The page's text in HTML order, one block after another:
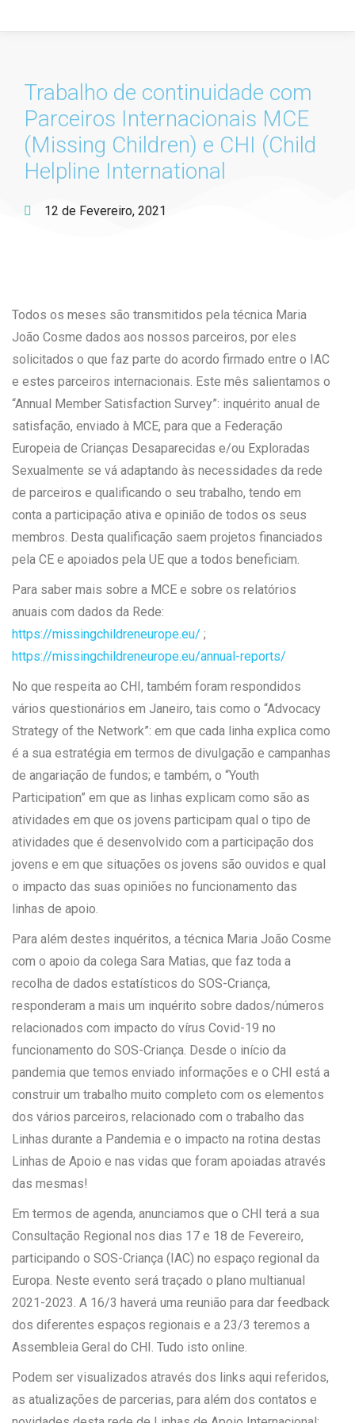
Trabalho de continuidade com
Parceiros Internacionais MCE
(Missing Children) e CHI (Child
Helpline International
12 de Fevereiro, 2021
Todos os meses são transmitidos pela técnica Maria
João Cosme dados aos nossos parceiros, por eles
solicitados o que faz parte do acordo firmado entre o IAC
e estes parceiros internacionais. Este mês salientamos o
“Annual Member Satisfaction Survey”: inquérito anual de
satisfação, enviado à MCE, para que a Federação
Europeia de Crianças Desaparecidas e/ou Exploradas
Sexualmente se vá adaptando às necessidades da rede
de parceiros e qualificando o seu trabalho, tendo em
conta a participação ativa e opinião de todos os seus
membros. Desta qualificação saem projetos financiados
pela CE e apoiados pela UE que a todos beneficiam.
Para saber mais sobre a MCE e sobre os relatórios
anuais com dados da Rede:
https://missingchildreneurope.eu/ ;
https://missingchildreneurope.eu/annual-reports/
No que respeita ao CHI, também foram respondidos
vários questionários em Janeiro, tais como o “Advocacy
Strategy of the Network”: em que cada linha explica como
é a sua estratégia em termos de divulgação e campanhas
de angariação de fundos; e também, o “Youth
Participation” em que as linhas explicam como são as
atividades em que os jovens participam qual o tipo de
atividades que é desenvolvido com a participação dos
jovens e em que situações os jovens são ouvidos e qual
o impacto das suas opiniões no funcionamento das
linhas de apoio.
Para além destes inquéritos, a técnica Maria João Cosme
com o apoio da colega Sara Matias, que faz toda a
recolha de dados estatísticos do SOS-Criança,
responderam a mais um inquérito sobre dados/números
relacionados com impacto do vírus Covid-19 no
funcionamento do SOS-Criança. Desde o início da
pandemia que temos enviado informações e o CHI está a
construir um trabalho muito completo com os elementos
dos vários parceiros, relacionado com o trabalho das
Linhas durante a Pandemia e o impacto na rotina destas
Linhas de Apoio e nas vidas que foram apoiadas através
das mesmas!
Em termos de agenda, anunciamos que o CHI terá a sua
Consultação Regional nos dias 17 e 18 de Fevereiro,
participando o SOS-Criança (IAC) no espaço regional da
Europa. Neste evento será traçado o plano multianual
2021-2023. A 16/3 haverá uma reunião para dar feedback
dos diferentes espaços regionais e a 23/3 teremos a
Assembleia Geral do CHI. Tudo isto online.
Podem ser visualizados através dos links aqui referidos,
as atualizações de parcerias, para além dos contatos e